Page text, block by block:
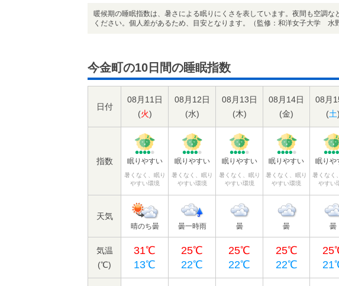
暖候期の睡眠指数は、暑さによる眠りにくさを表しています。夜間も空調
ください。個人差があるため、目安となります。（監修：和洋女子大学 水
今金町の10日間の睡眠指数
日付
08月11日
(火)
08月12日
(水)
08月13日
(木)
08月14日
(金)
08月
(土)
指数 眠りやすい
暑くなく、眠り
やすい環境
眠りやすい
暑くなく、眠り
やすい環境
眠りやすい
暑くなく、眠り
やすい環境
眠りやすい
暑くなく、眠り
やすい環境
眠りや
暑くなく
やすい
天気
晴のち曇 曇一時雨 曇 曇 曇
気温
(℃)
31℃
13℃
25℃
22℃
25℃
22℃
25℃
22℃